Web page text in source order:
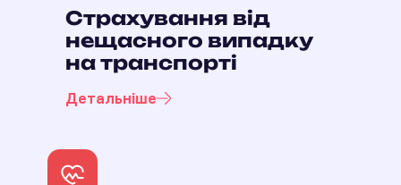
Страхування від
нещасного випадку
на транспорті
Детальніше